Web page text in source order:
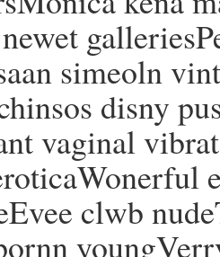
simeoln
disny
vaginal
clwb